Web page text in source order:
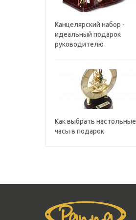
Канцелярский набор -
идеальный подарок
руководителю
Как выбрать настольные
часы в подарок